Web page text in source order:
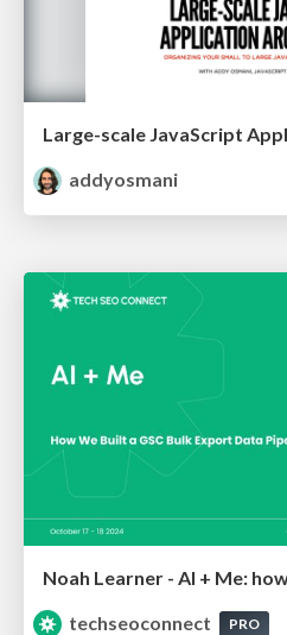
Large-scale JavaScript
addyosmani
techseoconnect
PRO